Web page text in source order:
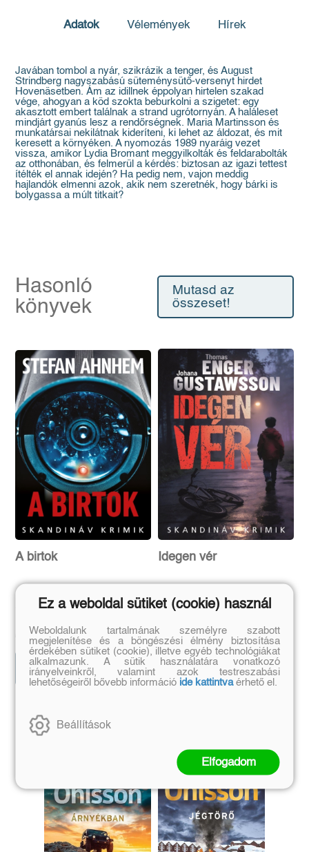
Adatok Vélemények Hírek
Javában tombol a nyár, szikrázik a tenger, és August
Strindberg nagyszabású süteménysütő-versenyt hirdet
Hovenäsetben. Ám az idillnek éppolyan hirtelen szakad
vége, ahogyan a köd szokta beburkolni a szigetet: egy
akasztott embert találnak a strand ugrótornyán. A haláleset
mindjárt gyanús lesz a rendőrségnek. Maria Martinsson és
munkatársai nekilátnak kideríteni, ki lehet az áldozat, és mit
keresett a környéken. A nyomozás 1989 nyaráig vezet
vissza, amikor Lydia Bromant meggyilkolták és feldarabolták
az otthonában, és felmerül a kérdés: biztosan az igazi tettest
ítélték el annak idején? Ha pedig nem, vajon meddig
hajlandók elmenni azok, akik nem szeretnék, hogy bárki is
bolygassa a múlt titkait?
Hasonló
könyvek
Mutasd az
összeset!
A birtok
Stefan Ahnhem
Eredeti ár:
6 490 Ft
Kötött ár:
5 841 Ft
Előrendelem
Idegen vér
Johana Gustawsson,
Eredeti ár:
5 090 Ft
4 581 Ft
Kosárba
Szerző további művei
Ez a weboldal sütiket (cookie) használ
Weboldalunk tartalmának személyre szabott
megjelenítése és a böngészési élmény biztosítása
érdekében sütiket (cookie), illetve egyéb technológiákat
alkalmazunk. A sütik használatára vonatkozó
irányelveinkről, valamint azok testreszabási
lehetőségeiről bővebb információ ide kattintvaérhető el.
Beállítások
Elfogadom